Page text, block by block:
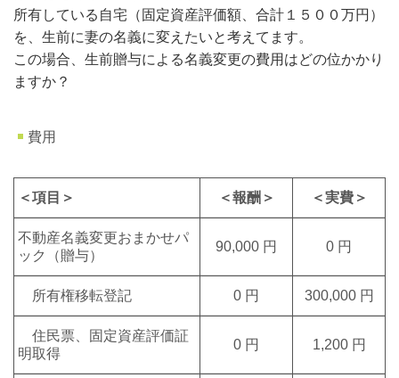
所有している自宅（固定資産評価額、合計１５００万円）
を、生前に妻の名義に変えたいと考えてます。
この場合、生前贈与による名義変更の費用はどの位かかり
ますか？
費用
＜項目＞ ＜報酬＞ ＜実費＞
不動産名義変更おまかせパ
ック（贈与）
90,000 円 0 円
所有権移転登記 0 円 300,000 円
住民票、固定資産評価証
明取得
0 円 1,200 円